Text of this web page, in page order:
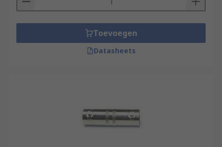
Toevoegen
Datasheets